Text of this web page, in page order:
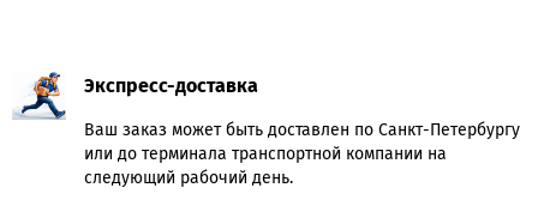
Экспресс-доставка
Ваш заказ может быть доставлен по Санкт-Петербургу
или до терминала транспортной компании на
следующий рабочий день.